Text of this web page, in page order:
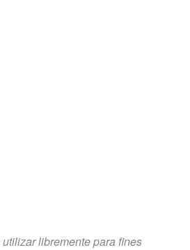
libremente para fines